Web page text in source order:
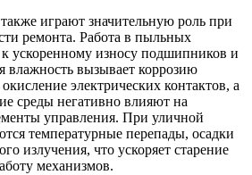
играют значительную роль при
ремонта. Работа в пыльных
ускоренному износу подшипников и
влажность вызывает коррозию
электрических контактов, а
среды негативно влияют на
управления. При уличной
температурные перепады, осадки
излучения, что ускоряет старение
механизмов.